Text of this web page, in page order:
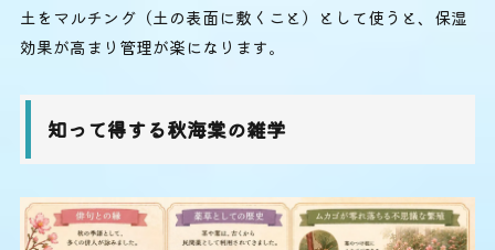
土をマルチング（土の表面に敷くこと）として使うと、保湿
効果が高まり管理が楽になります。
知って得する秋海棠の雑学